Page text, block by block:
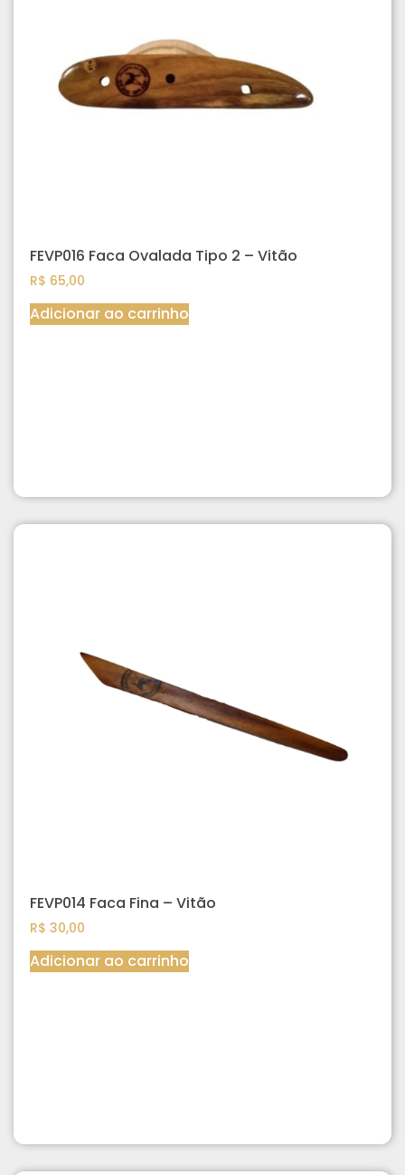
FEVP016 Faca Ovalada Tipo 2 – Vitão
R$ 65,00
Adicionar ao carrinho
FEVP014 Faca Fina – Vitão
R$ 30,00
Adicionar ao carrinho